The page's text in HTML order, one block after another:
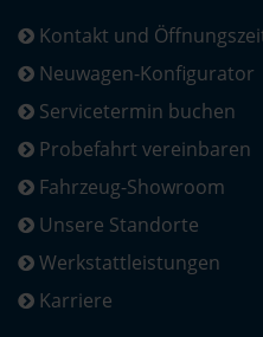
Kontakt und
Neuwagen-Konfigurator
Servicetermin buchen
Probefahrt vereinbaren
Fahrzeug-Showroom
Unsere Standorte
Werkstattleistungen
Karriere